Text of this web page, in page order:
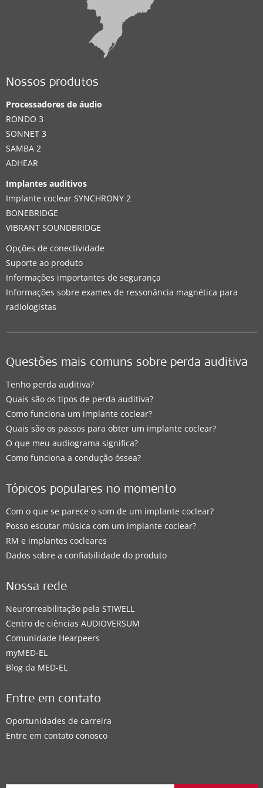
Nossos produtos
Processadores de áudio
RONDO 3
SONNET 3
SAMBA 2
ADHEAR
Implantes auditivos
Implante coclear SYNCHRONY 2
BONEBRIDGE
VIBRANT SOUNDBRIDGE
Opções de conectividade
Suporte ao produto
Informações importantes de segurança
Informações sobre exames de ressonância magnética para
radiologistas
Questões mais comuns sobre perda auditiva
Tenho perda auditiva?
Quais são os tipos de perda auditiva?
Como funciona um implante coclear?
Quais são os passos para obter um implante coclear?
O que meu audiograma significa?
Como funciona a condução óssea?
Tópicos populares no momento
Com o que se parece o som de um implante coclear?
Posso escutar música com um implante coclear?
RM e implantes cocleares
Dados sobre a confiabilidade do produto
Nossa rede
Neurorreabilitação pela STIWELL
Centro de ciências AUDIOVERSUM
Comunidade Hearpeers
myMED‑EL
Blog da MED-EL
Entre em contato
Oportunidades de carreira
Entre em contato conosco